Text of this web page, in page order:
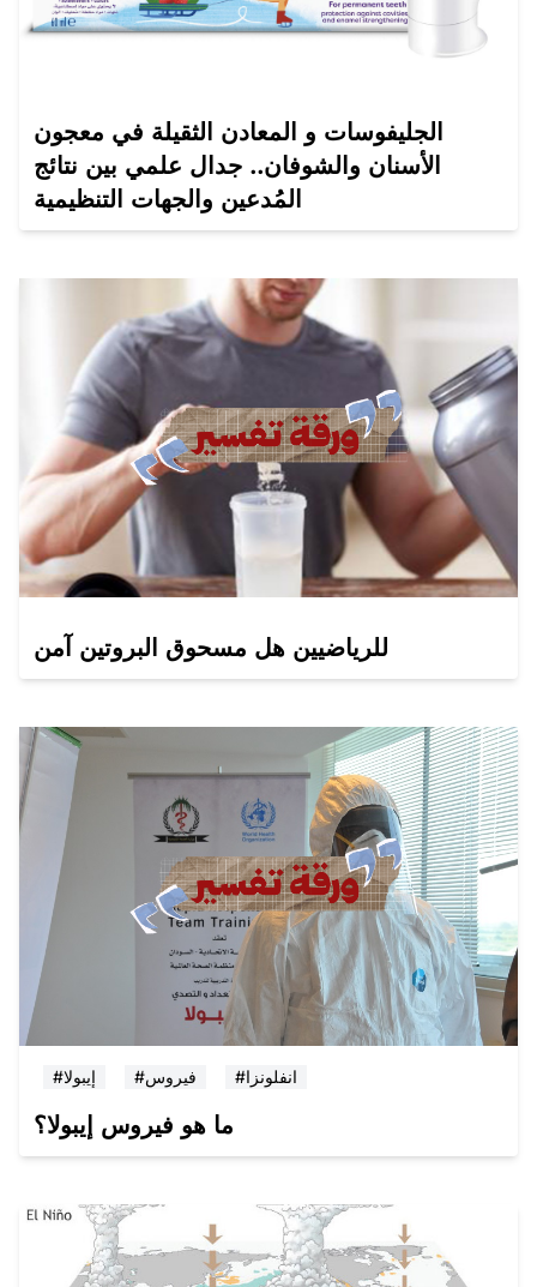
الجليفوسات و المعادن الثقيلة في معجون
الأسنان والشوفان.. جدال علمي بين نتائج
المُدعين والجهات التنظيمية
للرياضيين هل مسحوق البروتين آمن
#إيبولا #فيروس #انفلونزا
ما هو فيروس إيبولا؟